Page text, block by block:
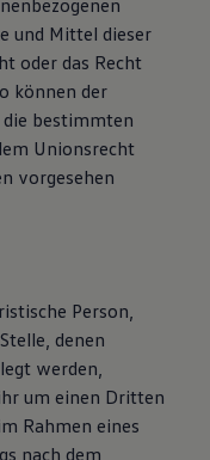
und Mittel dieser
oder das Recht
können der
bestimmten
Unionsrecht
vorgesehen
Person,
denen
werden,
um einen Dritten
Rahmen eines
nach dem